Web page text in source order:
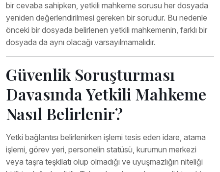
bir cevaba sahipken, yetkili mahkeme sorusu her dosyada
yeniden değerlendirilmesi gereken bir sorudur. Bu nedenle
önceki bir dosyada belirlenen yetkili mahkemenin, farklı bir
dosyada da aynı olacağı varsayılmamalıdır.
Güvenlik Soruşturması
Davasında Yetkili Mahkeme
Nasıl Belirlenir?
Yetki bağlantısı belirlenirken işlemi tesis eden idare, atama
işlemi, görev yeri, personelin statüsü, kurumun merkezi
veya taşra teşkilatı olup olmadığı ve uyuşmazlığın niteliği